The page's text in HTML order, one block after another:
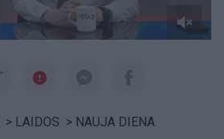
> LAIDOS > NAUJA DIENA